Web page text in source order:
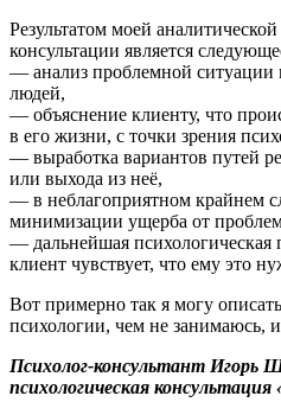
Результатом моей
консультации является
— анализ проблемной
людей,
— объяснение клиенту, что
в его жизни, с точки зрения
— выработка вариантов путей
или выхода из неё,
— в неблагоприятном крайнем
минимизации ущерба от
— дальнейшая психологическая
клиент чувствует, что ему это
Вот примерно так я могу
психологии, чем не занимаюсь,
Психолог-консультант Игорь
психологическая